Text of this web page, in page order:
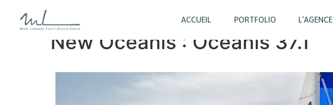
ACCUEIL PORTFOLIO L’AGENCE
New Oceanis : Oceanis 37.1